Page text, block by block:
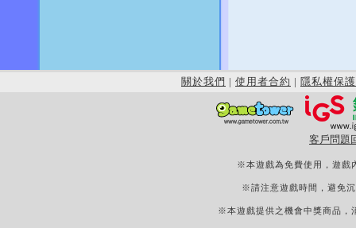
關於我們 | 使用者合約 | 隱私權保護
客戶問題
※本遊戲為免費使用，遊戲
※請注意遊戲時間，避免
※本遊戲提供之機會中獎商品，